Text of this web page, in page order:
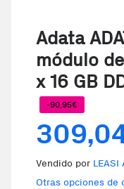
Adata
módulo
x 16 GB
-90,95€
Vendido por LEASI
Otras opciones de